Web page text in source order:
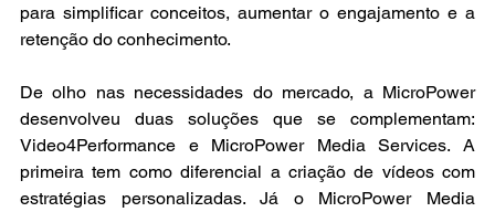
para simplificar conceitos, aumentar o engajamento e a
retenção do conhecimento.
De olho nas necessidades do mercado, a MicroPower
Video4Performance e MicroPower Media Services. A
primeira tem como diferencial a criação de vídeos com
estratégias personalizadas. Já o MicroPower Media